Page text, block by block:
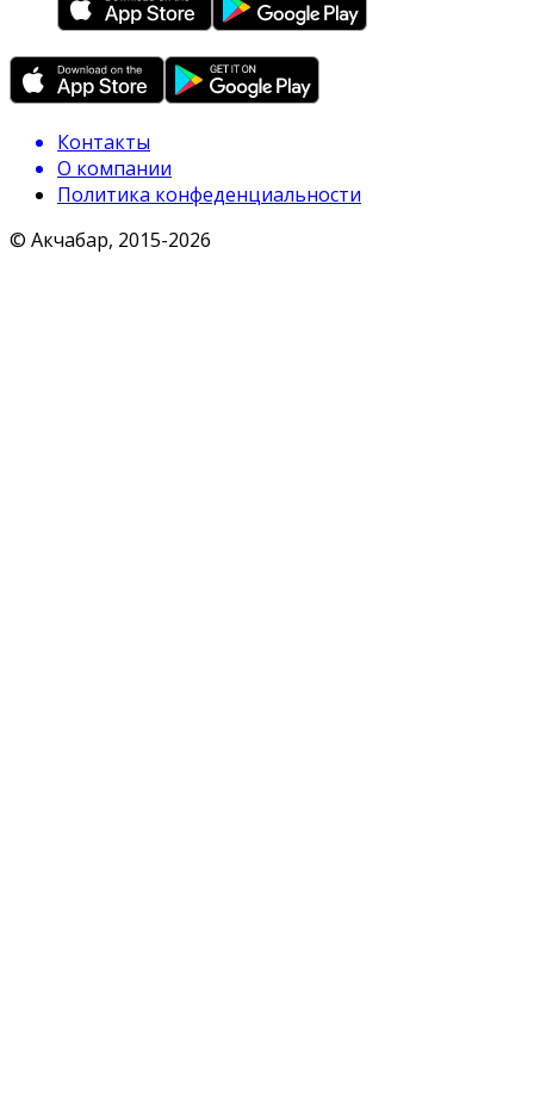
Контакты
О компании
Политика конфеденциальности
© Акчабар, 2015-2026